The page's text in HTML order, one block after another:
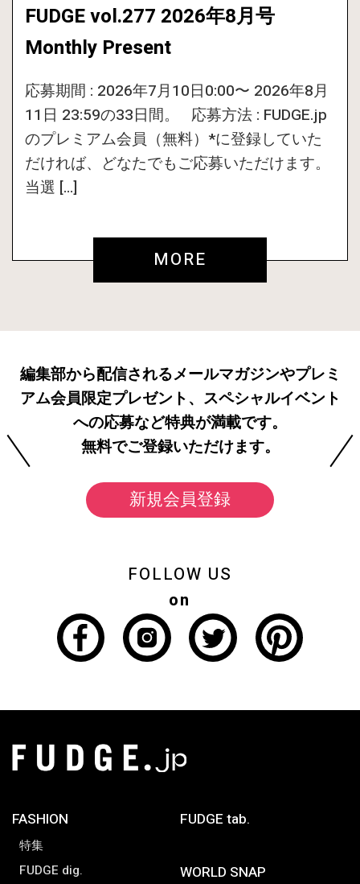
FUDGE vol.277 2026年8月号
Monthly Present
応募期間 : 2026年7月10日0:00〜 2026年8月
11日 23:59の33日間。 応募方法 : FUDGE.jp
のプレミアム会員（無料）*に登録していた
だければ、どなたでもご応募いただけます。
当選 […]
MORE
編集部から配信されるメールマガジンやプレミ
アム会員限定プレゼント、スペシャルイベント
への応募など特典が満載です。
無料でご登録いただけます。
新規会員登録
FOLLOW US
on
FASHION
特集
FUDGE dig.
FUDGE tab.
WORLD SNAP